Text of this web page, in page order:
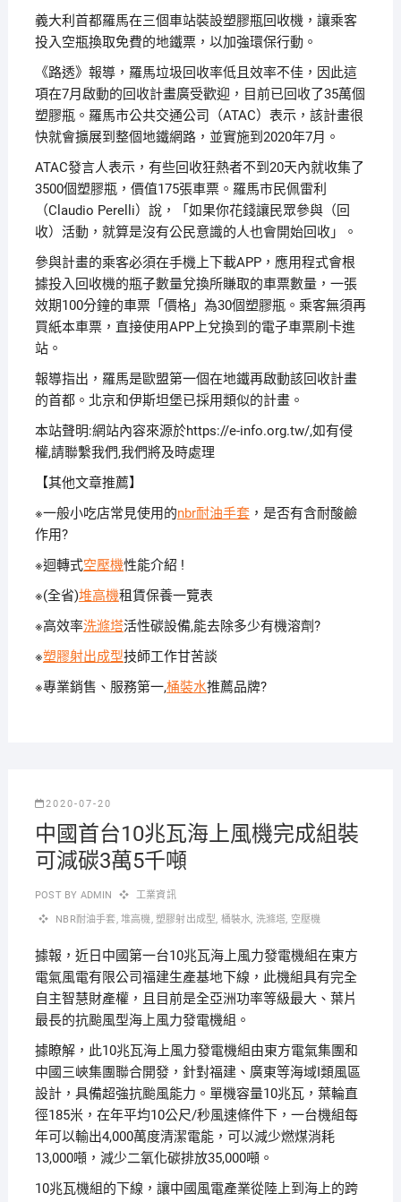
義大利首都羅馬在三個車站裝設塑膠瓶回收機，讓乘客
投入空瓶換取免費的地鐵票，以加強環保行動。
《路透》報導，羅馬垃圾回收率低且效率不佳，因此這
項在7月啟動的回收計畫廣受歡迎，目前已回收了35萬個
塑膠瓶。羅馬市公共交通公司（ATAC）表示，該計畫很
快就會擴展到整個地鐵網路，並實施到2020年7月。
ATAC發言人表示，有些回收狂熱者不到20天內就收集了
3500個塑膠瓶，價值175張車票。羅馬市民佩雷利
（Claudio Perelli）說，「如果你花錢讓民眾參與（回
收）活動，就算是沒有公民意識的人也會開始回收」。
參與計畫的乘客必須在手機上下載APP，應用程式會根
據投入回收機的瓶子數量兌換所賺取的車票數量，一張
效期100分鐘的車票「價格」為30個塑膠瓶。乘客無須再
買紙本車票，直接使用APP上兌換到的電子車票刷卡進
站。
報導指出，羅馬是歐盟第一個在地鐵再啟動該回收計畫
的首都。北京和伊斯坦堡已採用類似的計畫。
本站聲明:網站內容來源於https://e-info.org.tw/,如有侵
權,請聯繫我們,我們將及時處理
【其他文章推薦】
※一般小吃店常見使用的nbr耐油手套，是否有含耐酸鹼
作用?
※迴轉式空壓機性能介紹 !
※(全省)堆高機租賃保養一覽表
※高效率洗滌塔活性碳設備,能去除多少有機溶劑?
※塑膠射出成型技師工作甘苦談
※專業銷售、服務第一,桶裝水推薦品牌?
2020-07-20
中國首台10兆瓦海上風機完成組裝
可減碳3萬5千噸
POST BY ADMIN 工業資訊
NBR耐油手套, 堆高機, 塑膠射出成型, 桶裝水, 洗滌塔, 空壓機
據報，近日中國第一台10兆瓦海上風力發電機組在東方
電氣風電有限公司福建生產基地下線，此機組具有完全
自主智慧財產權，且目前是全亞洲功率等級最大、葉片
最長的抗颱風型海上風力發電機組。
據瞭解，此10兆瓦海上風力發電機組由東方電氣集團和
中國三峽集團聯合開發，針對福建、廣東等海域I類風區
設計，具備超強抗颱風能力。 單機容量10兆瓦，葉輪直
徑185米，在年平均10公尺/秒風速條件下，一台機組每
年可以輸出4,000萬度清潔電能，可以減少燃煤消耗
13,000噸，減少二氧化碳排放35,000噸。
10兆瓦機組的下線，讓中國風電產業從陸上到海上的跨